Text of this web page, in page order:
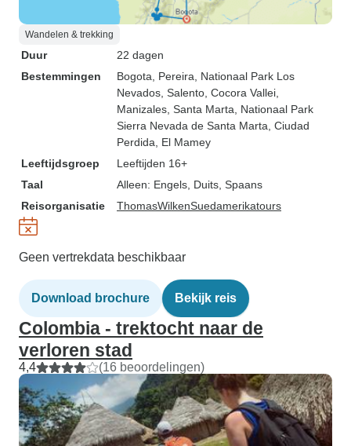
Wandelen & trekking
Duur
22 dagen
Bestemmingen
Bogota , Pereira , Nationaal Park Los
Nevados , Salento , Cocora Vallei
Manizales , Santa Marta , Nationaal Park
Sierra Nevada de Santa Marta , Ciudad
Perdida , El Mamey
Leeftijdsgroep
Leeftijden 16+
Taal
Alleen: Engels, Duits, Spaans
Reisorganisatie
ThomasWilkenSuedamerikatours
Geen vertrekdata beschikbaar
Download brochure Bekijk reis
Colombia - trektocht naar de
verloren stad
4,4 (16 beoordelingen)